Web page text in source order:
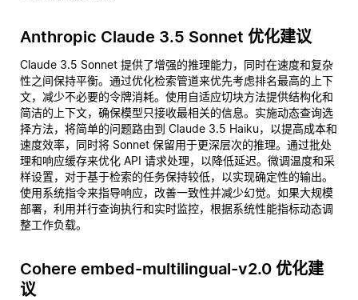
Anthropic Claude 3.5 Sonnet 优化建议
Claude 3.5 Sonnet 提供了增强的推理能力，同时在速度和复杂
性之间保持平衡。通过优化检索管道来优先考虑排名最高的上下
文，减少不必要的令牌消耗。使用自适应切块方法提供结构化和
简洁的上下文，确保模型只接收最相关的信息。实施动态查询选
择方法，将简单的问题路由到 Claude 3.5 Haiku，以提高成本和
速度效率，同时将 Sonnet 保留用于更深层次的推理。通过批处
理和响应缓存来优化 API 请求处理，以降低延迟。微调温度和采
样设置，对于基于检索的任务保持较低，以实现确定性的输出。
使用系统指令来指导响应，改善一致性并减少幻觉。如果大规模
部署，利用并行查询执行和实时监控，根据系统性能指标动态调
整工作负载。
Cohere embed-multilingual-v2.0 优化建
议